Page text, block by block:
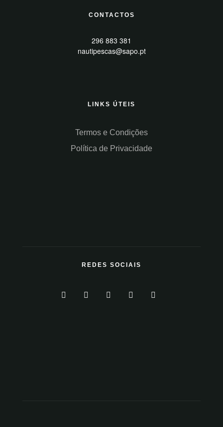
CONTACTOS
296 883 381
nautipescas@sapo.pt
LINKS ÚTEIS
Termos e Condições
Política de Privacidade
REDES SOCIAIS